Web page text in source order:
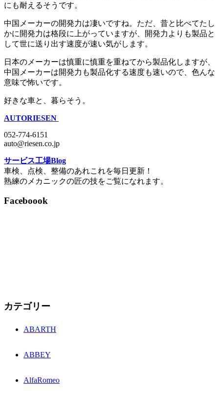
にも耐えるそうです。
中国メーカーの開発力は凄いですね。ただ、昔と比べてたし
かに開発力は格段に上がっていますが、開発力よりも製品と
して世に送り出す速度が速い気がします。
日本のメーカーは慎重に慎重を重ねてから製品化しますが、
中国メーカーは開発力も製品化する速度も速いので、色んな
意味で怖いです。
好きな車と、暮らそう。
AUTORIESEN
052-774-6151
auto@riesen.co.jp
サービス工場Blog
車検、点検、整備のあれこれを毎日更新！
熟練のメカニックの匠の技をご覧になれます。
Faceboook
カテゴリー
ABARTH
ABBEY
AlfaRomeo